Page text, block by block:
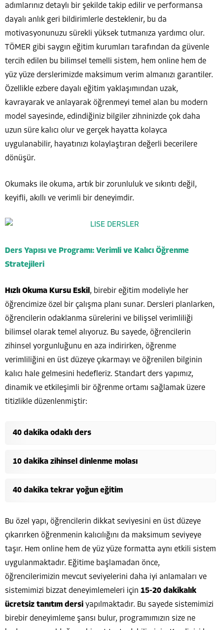
adımlarınız detaylı bir şekilde takip edilir ve performansa
dayalı anlık geri bildirimlerle desteklenir, bu da
motivasyonunuzu sürekli yüksek tutmanıza yardımcı olur.
TÖMER gibi saygın eğitim kurumları tarafından da güvenle
tercih edilen bu bilimsel temelli sistem, hem online hem de
yüz yüze derslerimizde maksimum verim almanızı garantiler.
Özellikle ezbere dayalı eğitim yaklaşımından uzak,
kavrayarak ve anlayarak öğrenmeyi temel alan bu modern
model sayesinde, edindiğiniz bilgiler zihninizde çok daha
uzun süre kalıcı olur ve gerçek hayatta kolayca
uygulanabilir, hayatınızı kolaylaştıran değerli becerilere
dönüşür.
Okumaks ile okuma, artık bir zorunluluk ve sıkıntı değil,
keyifli, akıllı ve verimli bir deneyimdir.
Ders Yapısı ve Programı: Verimli ve Kalıcı Öğrenme
Stratejileri
Hızlı Okuma Kursu Eskil , birebir eğitim modeliyle her
öğrencimize özel bir çalışma planı sunar. Dersleri planlarken,
öğrencilerin odaklanma sürelerini ve bilişsel verimliliği
bilimsel olarak temel alıyoruz. Bu sayede, öğrencilerin
zihinsel yorgunluğunu en aza indirirken, öğrenme
verimliliğini en üst düzeye çıkarmayı ve öğrenilen bilginin
kalıcı hale gelmesini hedefleriz. Standart ders yapımız,
dinamik ve etkileşimli bir öğrenme ortamı sağlamak üzere
titizlikle düzenlenmiştir:
40 dakika odaklı ders
10 dakika zihinsel dinlenme molası
40 dakika tekrar yoğun eğitim
Bu özel yapı, öğrencilerin dikkat seviyesini en üst düzeye
çıkarırken öğrenmenin kalıcılığını da maksimum seviyeye
taşır. Hem online hem de yüz yüze formatta aynı etkili sistem
uygulanmaktadır. Eğitime başlamadan önce,
öğrencilerimizin mevcut seviyelerini daha iyi anlamaları ve
sistemimizi bizzat deneyimlemeleri için 15-20 dakikalık
ücretsiz tanıtım dersi yapılmaktadır. Bu sayede sistemimizi
birebir deneyimleme şansı bulur, programımızın size ne